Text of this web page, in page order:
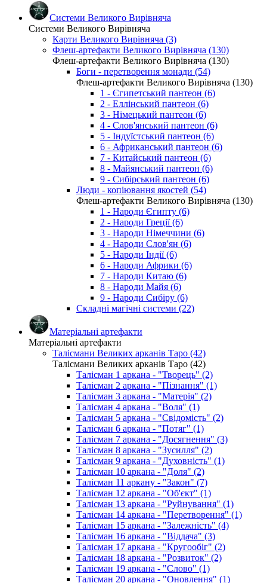
Системи Великого Вирівняча
Системи Великого Вирівняча
Карти Великого Вирівняча (3)
Флеш-артефакти Великого Вирівняча (130)
Флеш-артефакти Великого Вирівняча (130)
Боги - перетворення монади (54)
Флеш-артефакти Великого Вирівняча (130)
1 - Єгипетський пантеон (6)
2 - Еллінський пантеон (6)
3 - Німецький пантеон (6)
4 - Слов'янський пантеон (6)
5 - Індуїстський пантеон (6)
6 - Африканський пантеон (6)
7 - Китайський пантеон (6)
8 - Майянський пантеон (6)
9 - Сибірський пантеон (6)
Люди - копіювання якостей (54)
Флеш-артефакти Великого Вирівняча (130)
1 - Народи Єгипту (6)
2 - Народи Греції (6)
3 - Народи Німеччини (6)
4 - Народи Слов'ян (6)
5 - Народи Індії (6)
6 - Народи Африки (6)
7 - Народи Китаю (6)
8 - Народи Майя (6)
9 - Народи Сибіру (6)
Складні магічні системи (22)
Матеріальні артефакти
Матеріальні артефакти
Талісмани Великих арканів Таро (42)
Талісмани Великих арканів Таро (42)
Талісман 1 аркана - "Творець" (2)
Талісман 2 аркана - "Пізнання" (1)
Талісман 3 аркана - "Матерія" (2)
Талісман 4 аркана - "Воля" (1)
Талісман 5 аркана - "Свідомість" (2)
Талісман 6 аркана - "Потяг" (1)
Талісман 7 аркана - "Досягнення" (3)
Талісман 8 аркана - "Зусилля" (2)
Талісман 9 аркана - "Духовність" (1)
Талісман 10 аркана - "Доля" (2)
Талісман 11 аркану - "Закон" (7)
Талісман 12 аркана - "Об'єкт" (1)
Талісман 13 аркана - "Руйнування" (1)
Талісман 14 аркана - "Перетворення" (1)
Талісман 15 аркана - "Залежність" (4)
Талісман 16 аркана - "Віддача" (3)
Талісман 17 аркана - "Кругообіг" (2)
Талісман 18 аркана - "Розвиток" (2)
Талісман 19 аркана - "Слово" (1)
Талісман 20 аркана - "Оновлення" (1)